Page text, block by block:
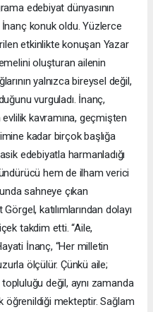
edebiyat dünyasının
konuk oldu. Yüzlerce
etkinlikte konuşan Yazar
oluşturan ailenin
yalnızca bireysel değil,
vurguladı. İnanç,
kavramına, geçmişten
kadar birçok başlığa
edebiyatla harmanladığı
hem de ilham verici
sahneye çıkan
katılımlarından dolayı
takdim etti. “Aile,
İnanç, “Her milletin
ölçülür. Çünkü aile;
değil, aynı zamanda
öğrenildiği mekteptir. Sağlam